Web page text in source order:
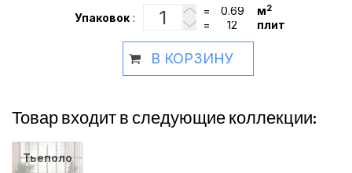
Упаковок :
= м2
= плит
В КОРЗИНУ
Товар входит в следующие коллекции:
Тьеполо